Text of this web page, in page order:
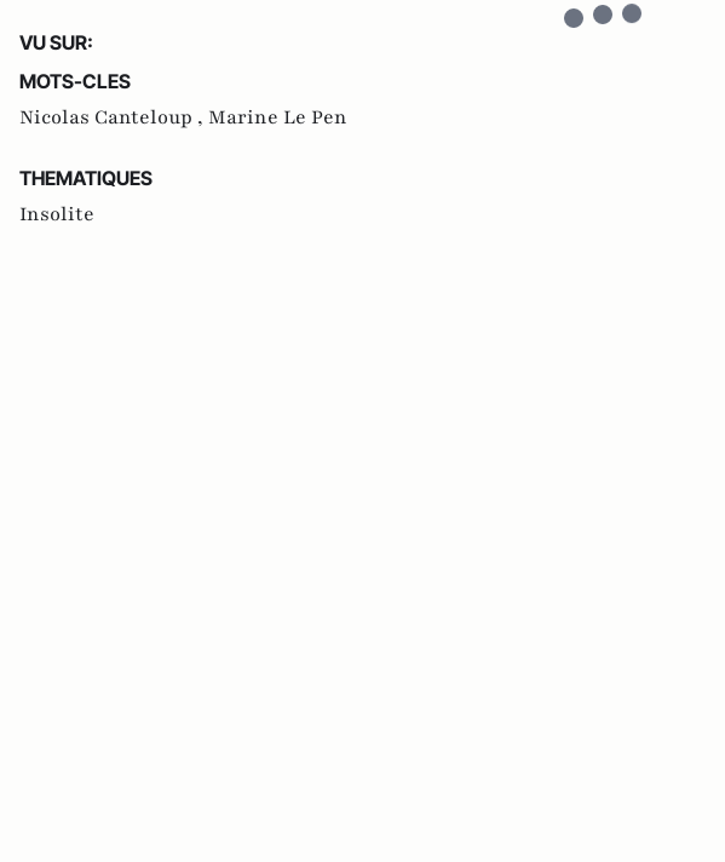
VU SUR:
MOTS-CLES
Nicolas Canteloup , Marine Le Pen
THEMATIQUES
Insolite